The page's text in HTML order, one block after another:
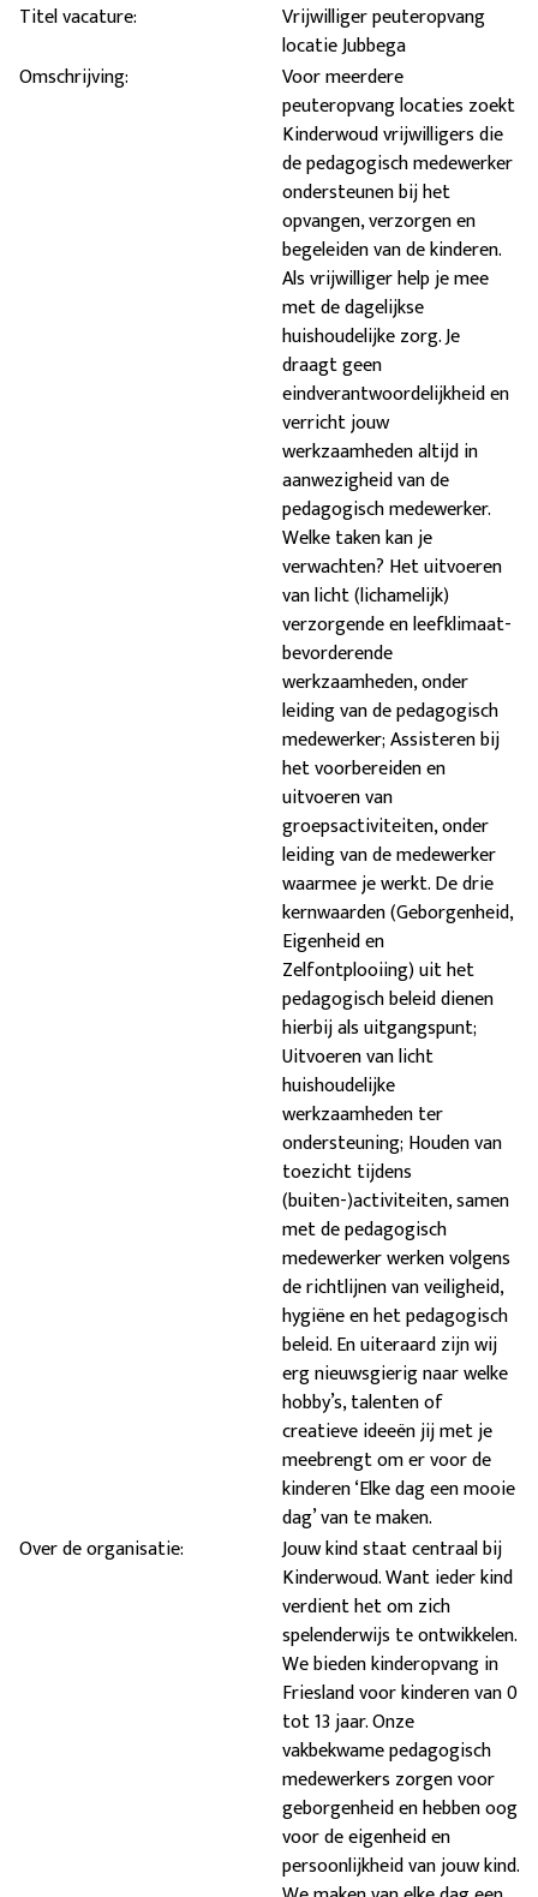
Titel vacature:
Vrijwilliger peuteropvang
locatie Jubbega
Omschrijving:
Voor meerdere
peuteropvang locaties zoekt
Kinderwoud vrijwilligers die
de pedagogisch medewerker
ondersteunen bij het
opvangen, verzorgen en
begeleiden van de kinderen.
Als vrijwilliger help je mee
met de dagelijkse
huishoudelijke zorg. Je
draagt geen
eindverantwoordelijkheid en
verricht jouw
werkzaamheden altijd in
aanwezigheid van de
pedagogisch medewerker.
Welke taken kan je
verwachten? Het uitvoeren
van licht (lichamelijk)
verzorgende en leefklimaat-
bevorderende
werkzaamheden, onder
leiding van de pedagogisch
medewerker; Assisteren bij
het voorbereiden en
uitvoeren van
groepsactiviteiten, onder
leiding van de medewerker
waarmee je werkt. De drie
kernwaarden (Geborgenheid,
Eigenheid en
Zelfontplooiing) uit het
pedagogisch beleid dienen
hierbij als uitgangspunt;
Uitvoeren van licht
huishoudelijke
werkzaamheden ter
ondersteuning; Houden van
toezicht tijdens
(buiten-)activiteiten, samen
met de pedagogisch
medewerker werken volgens
de richtlijnen van veiligheid,
hygiëne en het pedagogisch
beleid. En uiteraard zijn wij
erg nieuwsgierig naar welke
hobby’s, talenten of
creatieve ideeën jij met je
meebrengt om er voor de
kinderen ‘Elke dag een mooie
dag’ van te maken.
Over de organisatie:
Jouw kind staat centraal bij
Kinderwoud. Want ieder kind
verdient het om zich
spelenderwijs te ontwikkelen.
We bieden kinderopvang in
Friesland voor kinderen van 0
tot 13 jaar. Onze
vakbekwame pedagogisch
medewerkers zorgen voor
geborgenheid en hebben oog
voor de eigenheid en
persoonlijkheid van jouw kind.